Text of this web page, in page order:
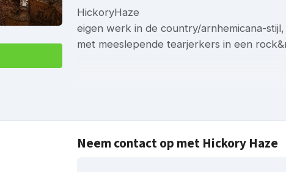
HickoryHaze
eigen werk in de country/arnhemicana-
met meeslepende tearjerkers in een
Neem contact op met Hickory Haze